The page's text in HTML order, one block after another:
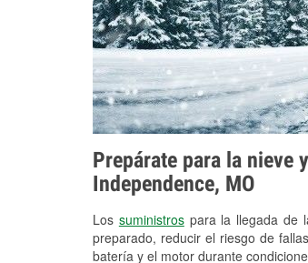
Prepárate para la nieve
Independence, MO
Los suministrospara la llegada de
preparado, reducir el riesgo de
batería y el motor durante